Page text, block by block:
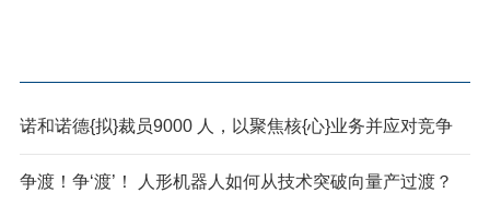
诺和诺德{拟}裁员9000 人，以聚焦核{心}业务并应对竞争
争渡！争‘渡’！ 人形机器人如何从技术突破向量产过渡？